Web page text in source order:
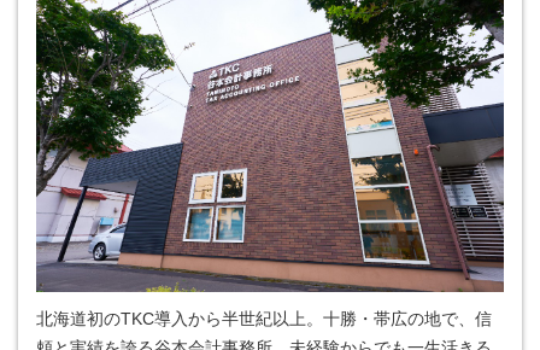
北海道初のTKC導入から半世紀以上。十勝・帯広の地で、信